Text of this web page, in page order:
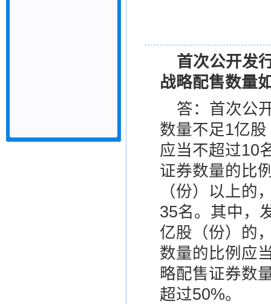
首次公开发
战略配售数量
答：首次公
数量不足1亿
应当不超过10
证券数量的比
（份）以上的
35名。其中，
亿股（份）的
数量的比例应
略配售证券数
超过50%。